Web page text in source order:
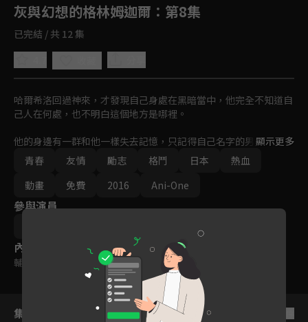
灰與幻想的格林姆迦爾 ：第8集
已完結 / 共 12 集
哈爾希洛回過神來，才發現自己身處在黑暗當中，他完全不知道自
己人在何處，也不明白這個地方是哪裡。
他的身邊有一群和他一樣失去記憶，只記得自己名字的男女，而離
開了地底後，等待著眾人的是一個「宛如遊戲」的世界。
顯示更多
青春
友情 勵志 格鬥 日本
熱血
動畫
免費 2016 Ani-One
參與演員
內容標籤
輔導十二歲級
集數列表